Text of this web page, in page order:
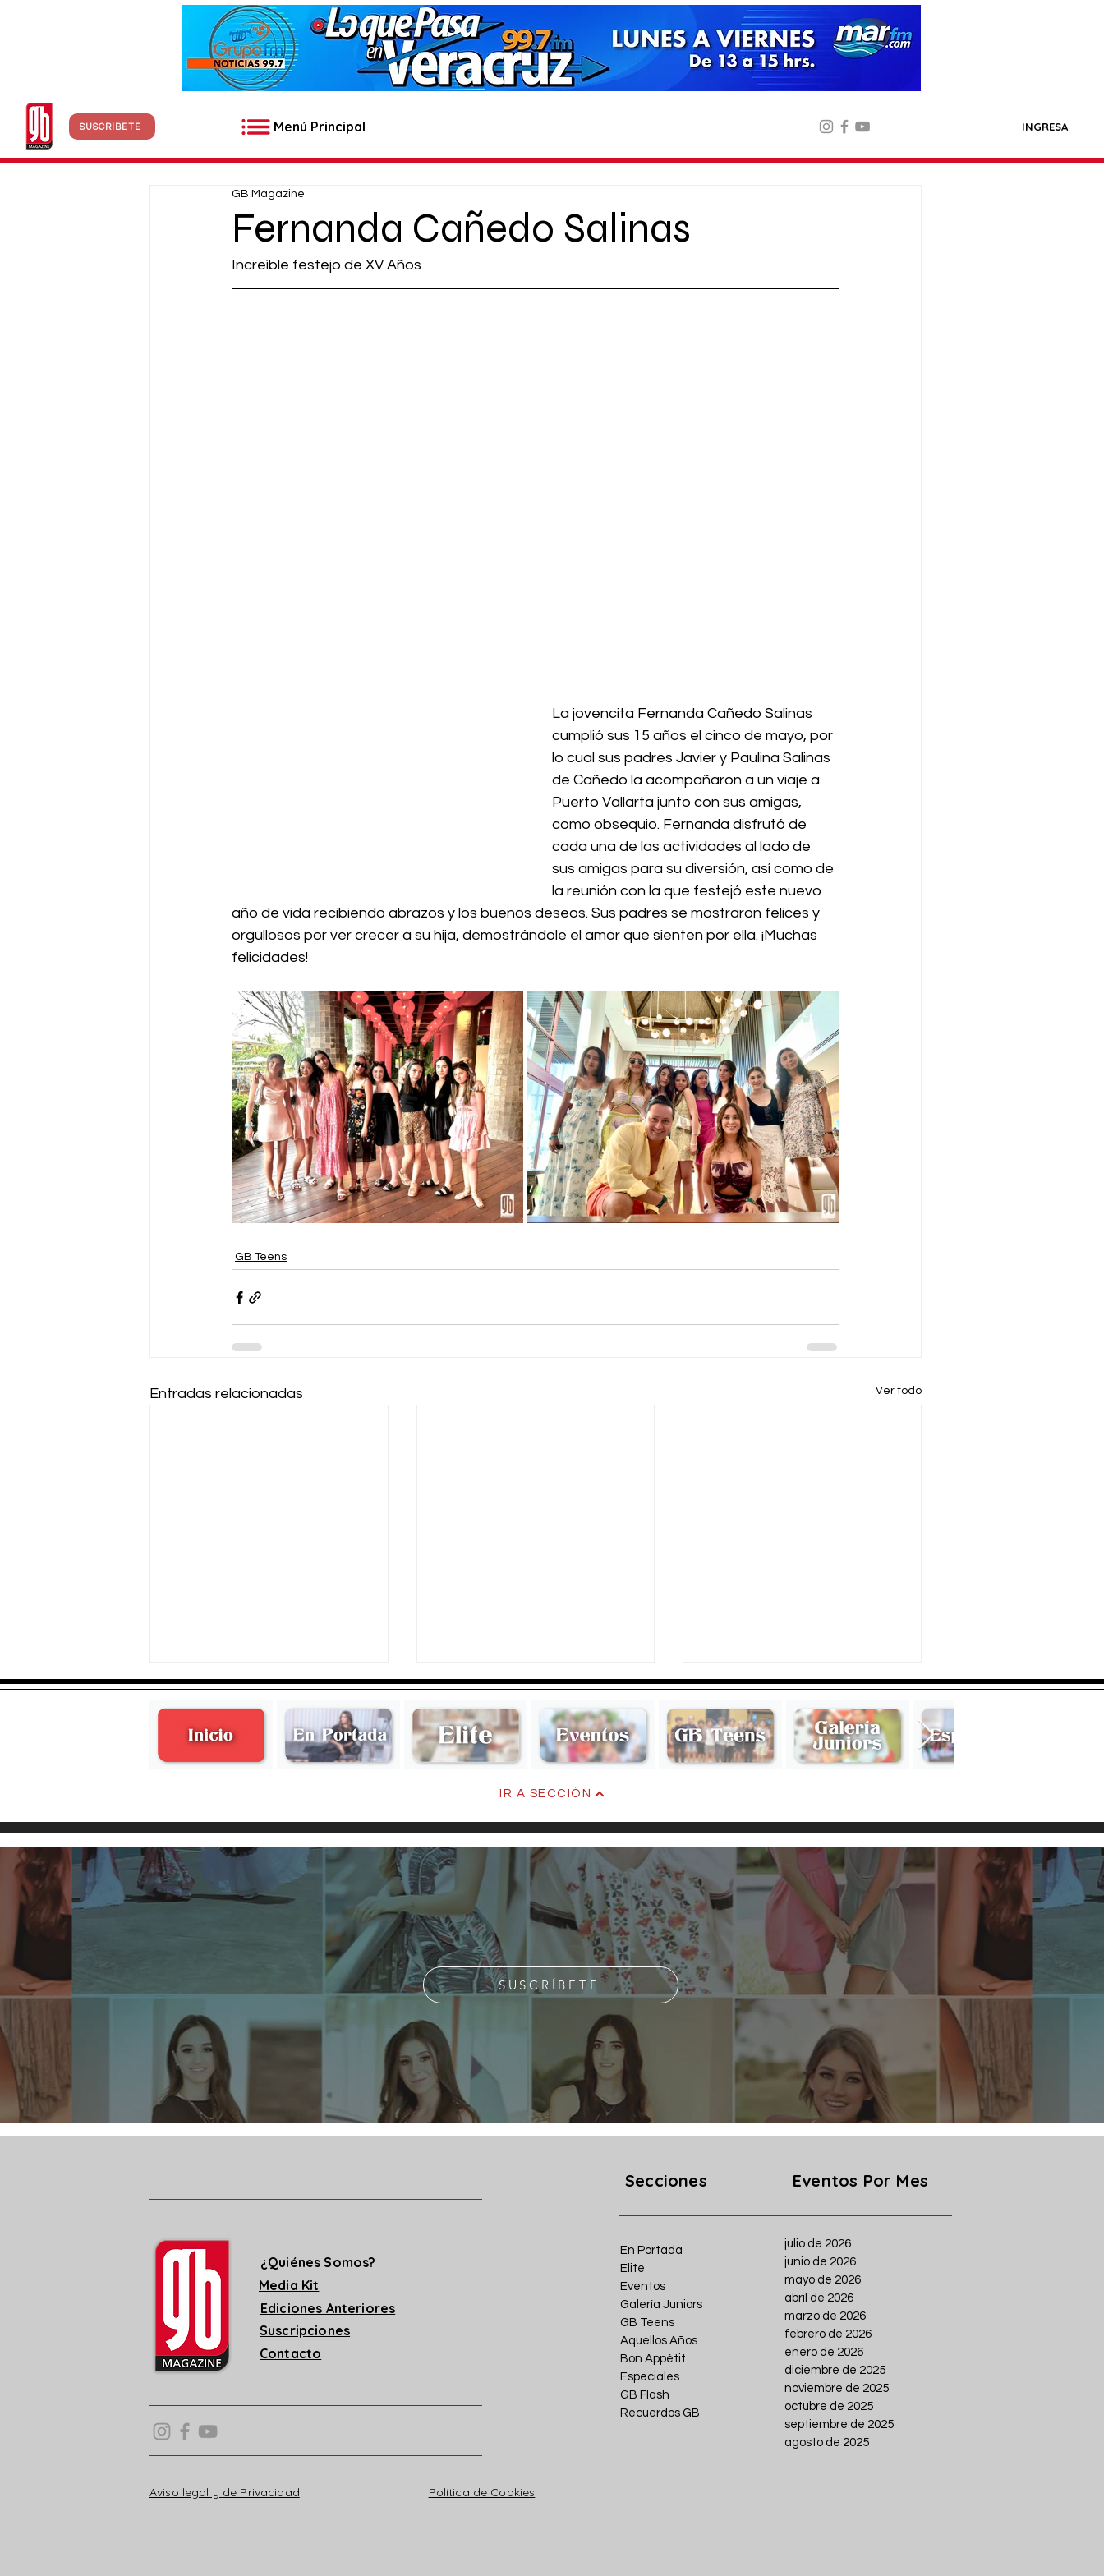
SUSCRÍBETE Menú Principal INGRESA
Fernanda Cañedo Salinas
GB Magazine
Increíble festejo de XV Años
La jovencita Fernanda Cañedo Salinas
cumplió sus 15 años el cinco de mayo, por
lo cual sus padres Javier y Paulina Salinas
de Cañedo la acompañaron a un viaje a
Puerto Vallarta junto con sus amigas,
como obsequio. Fernanda disfrutó de
cada una de las actividades al lado de
sus amigas para su diversión, así como de
la reunión con la que festejó este nuevo
año de vida recibiendo abrazos y los buenos deseos. Sus padres se mostraron felices y
orgullosos por ver crecer a su hija, demostrándole el amor que sienten por ella. ¡Muchas
felicidades!
GB Teens
Entradas relacionadas Ver todo
Triana
IR A SECCIÓN
SUSCRÍBETE
¿Quiénes Somos?
Media Kit
Ediciones Anteriores
Suscripciones
Contacto
Aviso legal y de Privacidad Política de Cookies
Secciones Eventos Por Mes
En Portada
Elite
Eventos
Galería Juniors
GB Teens
Aquellos Años
Bon Appétit
Especiales
GB Flash
Recuerdos GB
julio de 2026
junio de 2026
mayo de 2026
abril de 2026
marzo de 2026
febrero de 2026
enero de 2026
diciembre de 2025
noviembre de 2025
octubre de 2025
septiembre de 2025
agosto de 2025